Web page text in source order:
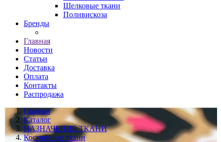
Шелковые ткани
Поливискоза
Бренды
Главная
Новости
Статьи
Доставка
Оплата
Контакты
Распродажа
Главная
Каталог
НАЗНАЧЕНИЕ ТКАНИ
Костюмные ткани